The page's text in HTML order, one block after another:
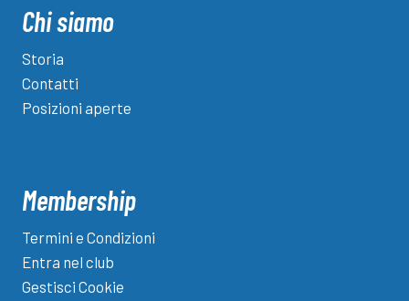
Chi siamo
Storia
Contatti
Posizioni aperte
Membership
Termini e Condizioni
Entra nel club
Gestisci Cookie